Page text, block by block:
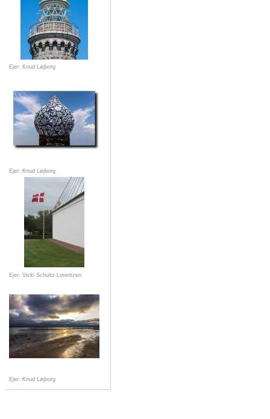
Ejer: Knud Løjborg
Ejer: Knud Løjborg
Ejer: Vicki Schultz-Lorentzen
Ejer: Knud Løjborg